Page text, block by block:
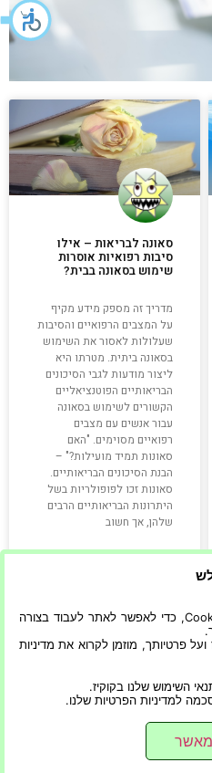
סאונה לבריאות – אילו
סיבות רפואיות אוסרות
שימוש בסאונה בבית?
מדריך זה מספק מידע מקיף
על המצבים הרפואיים והסיבות
שעלולות לאסור את השימוש
בסאונה ביתית. מטרתו היא
ליצור מודעות לגבי הסיכונים
הבריאותיים הפוטנציאליים
הקשורים לשימוש בסאונה
עבור אנשים עם מצבים
רפואיים מסוימים. "האם
סאונות תמיד מועילות?" –
הבנת הסיכונים הבריאותיים.
סאונות זכו לפופולריות בשל
היתרונות הבריאותיים הרבים
שלהן, אך חשוב
11/10/2023
לחיים האמיתיים
שמורות
באתר זה אנו משתמשים בקבצי Cookies, כדי לאפשר לאתר לעבוד בצורה
פרטיותך, מוזמן לקרוא את מדיניות
השימוש שלנו בקוקיז.
למדיניות הפרטיות שלנו.
מאשר